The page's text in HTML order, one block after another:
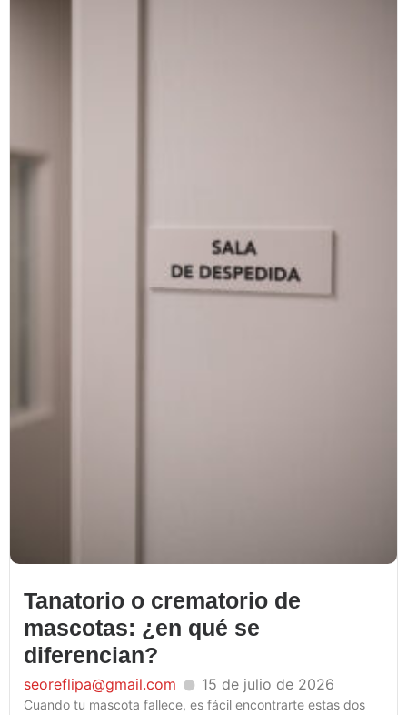
Tanatorio o crematorio de
mascotas: ¿en qué se
diferencian?
seoreflipa@gmail.com 15 de julio de 2026
Cuando tu mascota fallece, es fácil encontrarte estas dos